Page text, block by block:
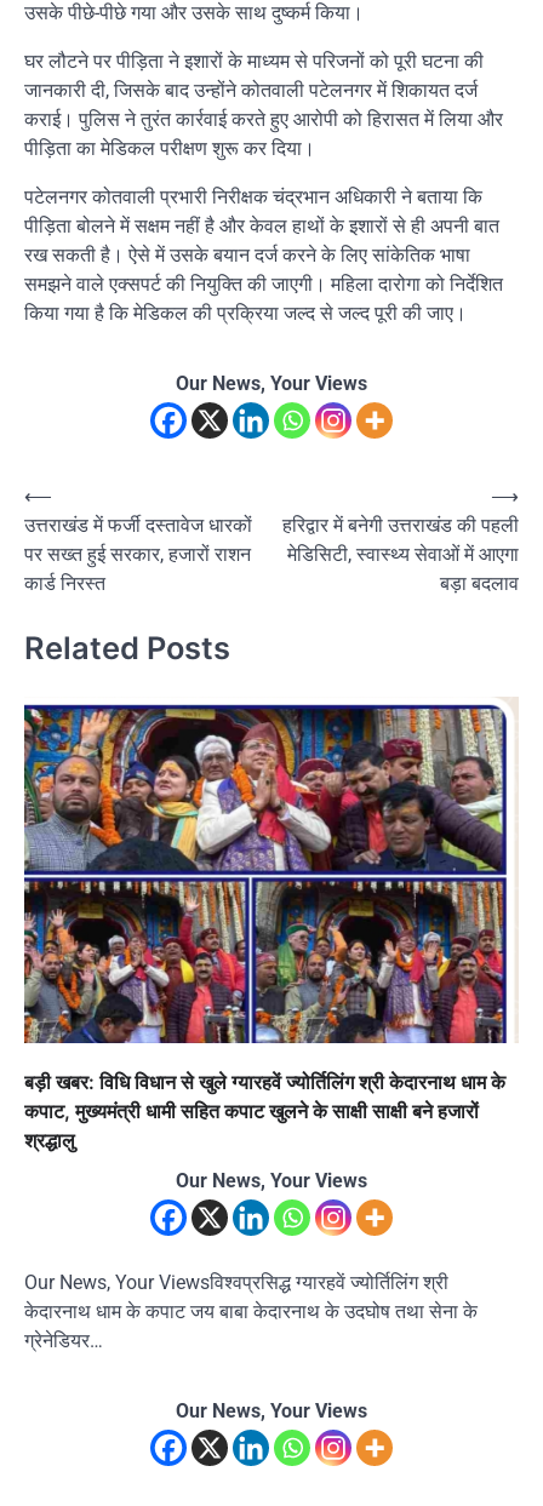
उसके पीछे-पीछे गया और उसके साथ दुष्कर्म किया।
घर लौटने पर पीड़िता ने इशारों के माध्यम से परिजनों को पूरी घटना की
जानकारी दी, जिसके बाद उन्होंने कोतवाली पटेलनगर में शिकायत दर्ज
कराई। पुलिस ने तुरंत कार्रवाई करते हुए आरोपी को हिरासत में लिया और
पीड़िता का मेडिकल परीक्षण शुरू कर दिया।
पटेलनगर कोतवाली प्रभारी निरीक्षक चंद्रभान अधिकारी ने बताया कि
पीड़िता बोलने में सक्षम नहीं है और केवल हाथों के इशारों से ही अपनी बात
रख सकती है। ऐसे में उसके बयान दर्ज करने के लिए सांकेतिक भाषा
समझने वाले एक्सपर्ट की नियुक्ति की जाएगी। महिला दारोगा को निर्देशित
किया गया है कि मेडिकल की प्रक्रिया जल्द से जल्द पूरी की जाए।
Our News, Your Views
Post
navigation
⟵
उत्तराखंड में फर्जी दस्तावेज धारकों
पर सख्त हुई सरकार, हजारों राशन
कार्ड निरस्त
हरिद्वार में बनेगी उत्तराखंड की पहली
मेडिसिटी, स्वास्थ्य सेवाओं में आएगा
बड़ा बदलाव
⟶
Related Posts
बड़ी खबर: विधि विधान से खुले ग्यारहवें ज्योर्तिलिंग श्री केदारनाथ धाम के
कपाट, मुख्यमंत्री धामी सहित कपाट खुलने के साक्षी साक्षी बने हजारों
श्रद्धालु
Our News, Your Views
Our News, Your Viewsविश्वप्रसिद्ध ग्यारहवें ज्योर्तिलिंग श्री
केदारनाथ धाम के कपाट जय बाबा केदारनाथ के उदघोष तथा सेना के
ग्रेनेडियर…
Our News, Your Views